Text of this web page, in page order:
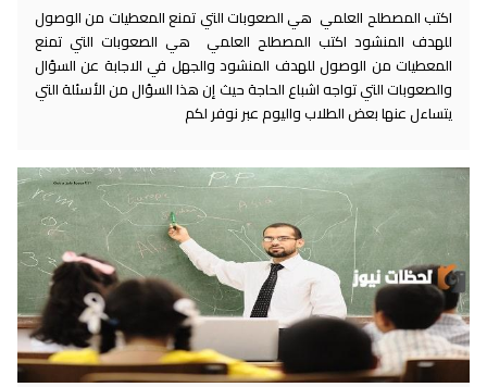
اكتب المصطلح العلمي هي الصعوبات التي تمنع المعطيات من الوصول
للهدف المنشود اكتب المصطلح العلمي هي الصعوبات التي تمنع
المعطيات من الوصول للهدف المنشود والجهل في الاجابة عن السؤال
والصعوبات التي تواجه اشباع الحاجة حيث إن هذا السؤال من الأسئلة التي
يتساءل عنها بعض الطلاب واليوم عبر نوفر لكم